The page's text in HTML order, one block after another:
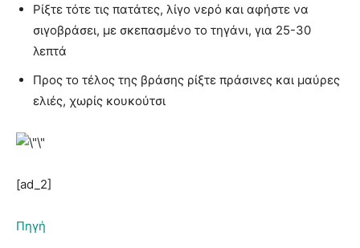
Ρίξτε τότε τις πατάτες, λίγο νερό και αφήστε να
σιγοβράσει, με σκεπασμένο το τηγάνι, για 25-30
λεπτά
Προς το τέλος της βράσης ρίξτε πράσινες και μαύρες
ελιές, χωρίς κουκούτσι
[ad_2]
Πηγή